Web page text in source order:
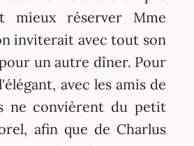
mieux réserver Mme
inviterait avec tout son
un autre dîner. Pour
avec les amis de
ne convièrent du petit
afin que de Charlus